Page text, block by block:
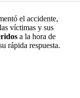
el accidente,
víctimas y sus
a la hora de
rápida respuesta.